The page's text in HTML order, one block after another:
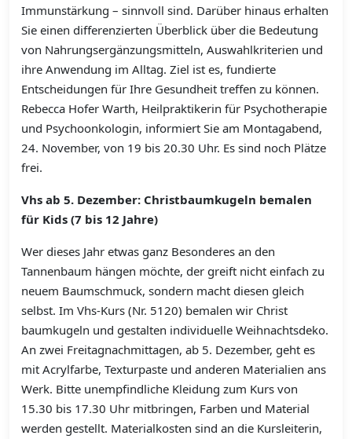
Immunstärkung – sinnvoll sind. Darüber hinaus erhalten
Sie einen differenzierten Überblick über die Bedeutung
von Nahrungsergänzungsmitteln, Auswahlkriterien und
ihre Anwendung im Alltag. Ziel ist es, fundierte
Entscheidungen für Ihre Gesundheit treffen zu können.
Rebecca Hofer Warth, Heilpraktikerin für Psychotherapie
und Psychoonkologin, informiert Sie am Montagabend,
24. November, von 19 bis 20.30 Uhr. Es sind noch Plätze
frei.
Vhs ab 5. Dezember: Christbaumkugeln bemalen
für Kids (7 bis 12 Jahre)
Wer dieses Jahr etwas ganz Besonderes an den
Tannenbaum hängen möchte, der greift nicht einfach zu
neuem Baumschmuck, sondern macht diesen gleich
selbst. Im Vhs-Kurs (Nr. 5120) bemalen wir Christ
baumkugeln und gestalten individuelle Weihnachtsdeko.
An zwei Freitagnachmittagen, ab 5. Dezember, geht es
mit Acrylfarbe, Texturpaste und anderen Materialien ans
Werk. Bitte unempfindliche Kleidung zum Kurs von
15.30 bis 17.30 Uhr mitbringen, Farben und Material
werden gestellt. Materialkosten sind an die Kursleiterin,